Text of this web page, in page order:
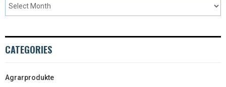
CATEGORIES
Agrarprodukte